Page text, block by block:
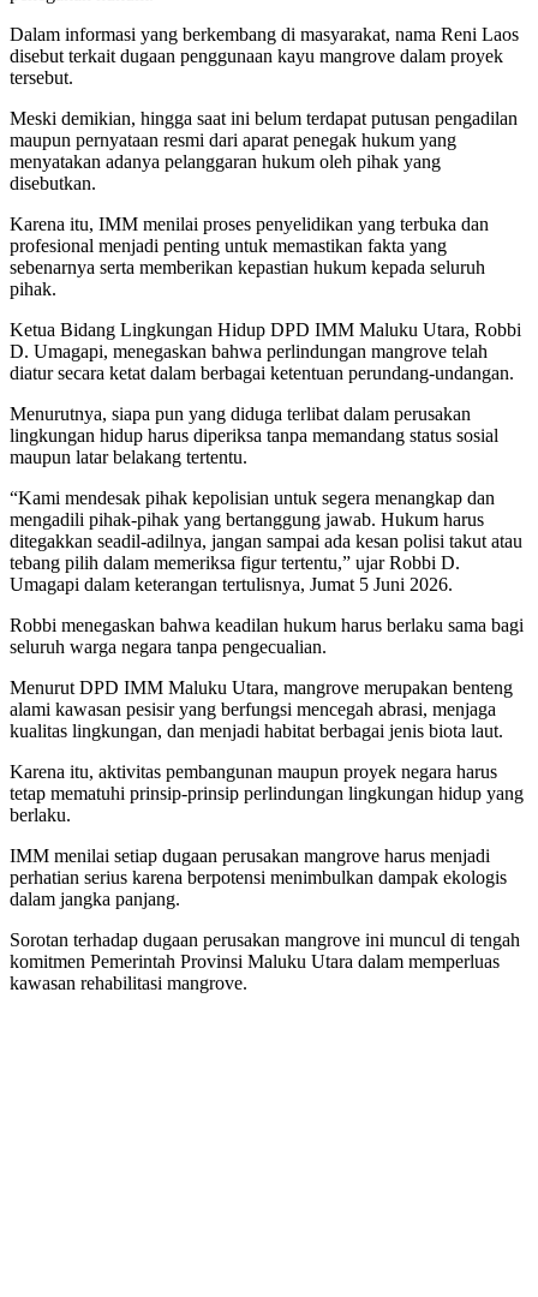
Dalam informasi yang berkembang di masyarakat, nama Reni Laos
disebut terkait dugaan penggunaan kayu mangrove dalam proyek
tersebut.
Meski demikian, hingga saat ini belum terdapat putusan pengadilan
maupun pernyataan resmi dari aparat penegak hukum yang
menyatakan adanya pelanggaran hukum oleh pihak yang
disebutkan.
Karena itu, IMM menilai proses penyelidikan yang terbuka dan
profesional menjadi penting untuk memastikan fakta yang
sebenarnya serta memberikan kepastian hukum kepada seluruh
pihak.
Ketua Bidang Lingkungan Hidup DPD IMM Maluku Utara, Robbi
D. Umagapi, menegaskan bahwa perlindungan mangrove telah
diatur secara ketat dalam berbagai ketentuan perundang-undangan.
Menurutnya, siapa pun yang diduga terlibat dalam perusakan
lingkungan hidup harus diperiksa tanpa memandang status sosial
maupun latar belakang tertentu.
“Kami mendesak pihak kepolisian untuk segera menangkap dan
mengadili pihak-pihak yang bertanggung jawab. Hukum harus
ditegakkan seadil-adilnya, jangan sampai ada kesan polisi takut atau
tebang pilih dalam memeriksa figur tertentu,” ujar Robbi D.
Umagapi dalam keterangan tertulisnya, Jumat 5 Juni 2026.
Robbi menegaskan bahwa keadilan hukum harus berlaku sama bagi
seluruh warga negara tanpa pengecualian.
Menurut DPD IMM Maluku Utara, mangrove merupakan benteng
alami kawasan pesisir yang berfungsi mencegah abrasi, menjaga
kualitas lingkungan, dan menjadi habitat berbagai jenis biota laut.
Karena itu, aktivitas pembangunan maupun proyek negara harus
tetap mematuhi prinsip-prinsip perlindungan lingkungan hidup yang
berlaku.
IMM menilai setiap dugaan perusakan mangrove harus menjadi
perhatian serius karena berpotensi menimbulkan dampak ekologis
dalam jangka panjang.
Sorotan terhadap dugaan perusakan mangrove ini muncul di tengah
komitmen Pemerintah Provinsi Maluku Utara dalam memperluas
kawasan rehabilitasi mangrove.